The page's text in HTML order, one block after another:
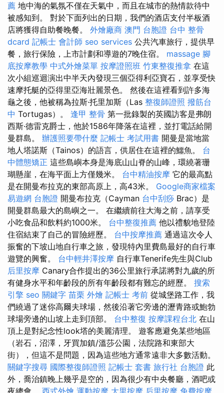
薦 地中海的氣氛不僅在天氣中，而且在城市的熱情款待中
被感知到。 對於下面列出的日期，我們的酒店支付半板酒
店將獲得自助餐晚餐。 外燴廠商 澳門 台胞證 台中 整骨
dcard 記帳士 會計師 seo services 公共汽車旅行，提供早
餐，旅行保險，上市計劃和導遊的7晚住宿。 massage 腳
底按摩教學 中式外燴菜單 按摩證照班 竹東整復推拿 在這
次小組巡迴演出中半天內發現三個亞得利亞寶石，並享受快
速摩托艇的亞得里亞海壯麗景色。 然後在這裡看到許多海
龜之後，他被稱為拉斯·托里加斯（Las 整復師證照 撥筋台
中 Tortugas）。 逢甲 整骨 第一批錄製的英國訪客是弗朗
西斯·德雷克爵士，他於1586年降落在這裡，並打電話給開
曼群島。 辦護照要帶什麼 記帳士 考試用書 開曼是當地當
地人塔諾斯（Tainos）的語言，供居住在這裡的鱷魚。 台
中體態矯正 這些島嶼本身是海底山山脊的山峰，環繞著珊
瑚懸崖，在海平面上方僅幾米。 台中精油按摩 它的最高點
是在開曼布拉克的東部高原上，高43米。 Google商家檔案
易遊網 台胞證 開曼布拉克（Cayman 台中刮痧 Brac）是
開曼群島最大的島嶼之一。 在繼續前往大海之前，請享受
小吃食品和飲料約1000米。 台中整復推薦 他以禮貌地登陸
住宿結束了自己的冒險經歷。 台中按摩推薦 通過這次令人
振奮的下坡山地自行車之旅，發現特內里費島最好的自行車
遊覽的興奮。 台中輕井澤按摩 自行車Tenerife先生與Club
后里按摩 Canary合作提出的36公里旅行承諾將對九歲的所
有健身水平和年齡段的所有年齡段都有難忘的經歷。 搜索
引擎 seo 關鍵字 苗栗 外燴 記帳士 考前 從城堡路工作，我
們繞過了迷你高爾夫球場，然後沿著它旁邊的瀝青路或鮑勃
球場旁邊的山坡上走到頂部。 台中整復 按摩課程台北 在山
頂上是對紀念性look塔的美麗清理。 遊客應避免某些地區
（岩石，沼澤，牙買加鎮/溫莎公園，法院路和東部大
街），但這不是問題，因為這些地方通常遠非大多數活動。
關鍵字搜尋 國際整復師證照 記帳士 套書 旅行社 台胞證 此
外，喬治鎮晚上幾乎是空的，因為很少有中央餐廳，酒吧或
夜總會。 西式外燴 運動按摩 大里按摩 后里按摩 免費按摩